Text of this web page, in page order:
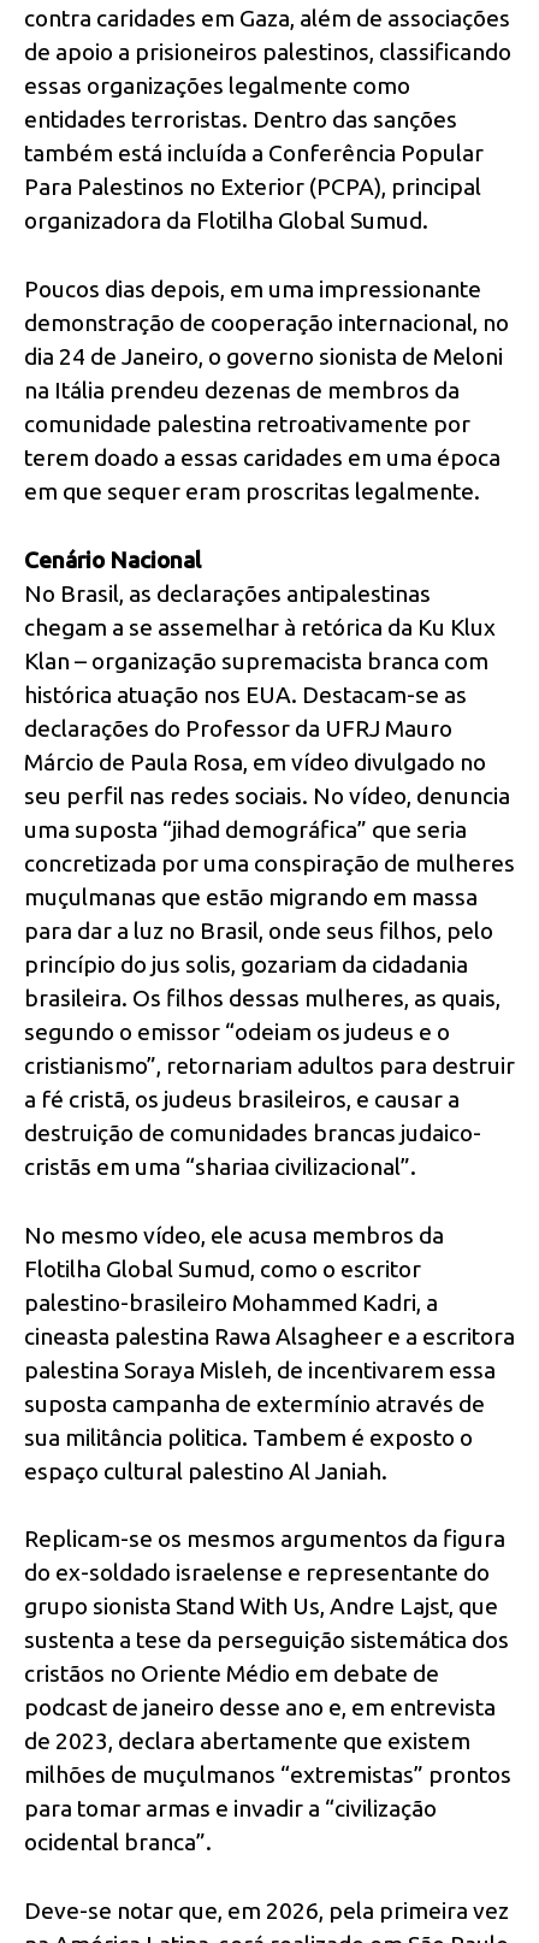
contra caridades em Gaza, além de associações
de apoio a prisioneiros palestinos, classificando
essas organizações legalmente como
entidades terroristas. Dentro das sanções
também está incluída a Conferência Popular
Para Palestinos no Exterior (PCPA), principal
organizadora da Flotilha Global Sumud.
Poucos dias depois, em uma impressionante
demonstração de cooperação internacional, no
dia 24 de Janeiro, o governo sionista de Meloni
na Itália prendeu dezenas de membros da
comunidade palestina retroativamente por
terem doado a essas caridades em uma época
em que sequer eram proscritas legalmente.
Cenário Nacional
No Brasil, as declarações antipalestinas
chegam a se assemelhar à retórica da Ku Klux
Klan – organização supremacista branca com
histórica atuação nos EUA. Destacam-se as
declarações do Professor da UFRJ Mauro
Márcio de Paula Rosa, em vídeo divulgado no
seu perfil nas redes sociais. No vídeo, denuncia
uma suposta “jihad demográfica” que seria
concretizada por uma conspiração de mulheres
muçulmanas que estão migrando em massa
para dar a luz no Brasil, onde seus filhos, pelo
princípio do jus solis, gozariam da cidadania
brasileira. Os filhos dessas mulheres, as quais,
segundo o emissor “odeiam os judeus e o
cristianismo”, retornariam adultos para destruir
a fé cristã, os judeus brasileiros, e causar a
destruição de comunidades brancas judaico-
cristãs em uma “shariaa civilizacional”.
No mesmo vídeo, ele acusa membros da
Flotilha Global Sumud, como o escritor
palestino-brasileiro Mohammed Kadri, a
cineasta palestina Rawa Alsagheer e a escritora
palestina Soraya Misleh, de incentivarem essa
suposta campanha de extermínio através de
sua militância politica. Tambem é exposto o
espaço cultural palestino Al Janiah.
Replicam-se os mesmos argumentos da figura
do ex-soldado israelense e representante do
grupo sionista Stand With Us, Andre Lajst, que
sustenta a tese da perseguição sistemática dos
cristãos no Oriente Médio em debate de
podcast de janeiro desse ano e, em entrevista
de 2023, declara abertamente que existem
milhões de muçulmanos “extremistas” prontos
para tomar armas e invadir a “civilização
ocidental branca”.
Deve-se notar que, em 2026, pela primeira vez